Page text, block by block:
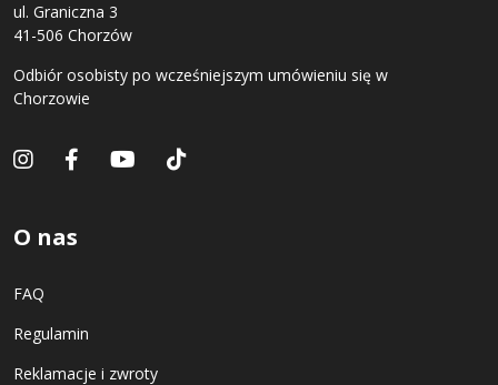
ul. Graniczna 3
41-506 Chorzów
Odbiór osobisty po wcześniejszym umówieniu się w
Chorzowie
O nas
FAQ
Regulamin
Reklamacje i zwroty